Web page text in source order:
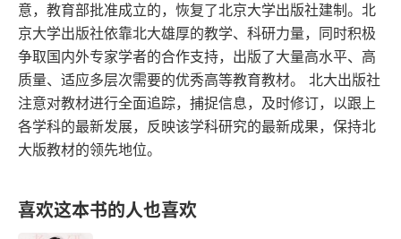
意，教育部批准成立的，恢复了北京大学出版社建制。北
京大学出版社依靠北大雄厚的教学、科研力量，同时积极
争取国内外专家学者的合作支持，出版了大量高水平、高
质量、适应多层次需要的优秀高等教育教材。 北大出版社
注意对教材进行全面追踪，捕捉信息，及时修订，以跟上
各学科的最新发展，反映该学科研究的最新成果，保持北
大版教材的领先地位。
喜欢这本书的人也喜欢